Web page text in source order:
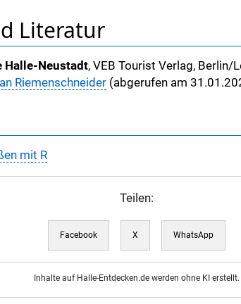
Literatur
Halle-Neustadt, VEB Tourist Verlag, Berlin/
Riemenschneider (abgerufen am
mit R
Teilen:
Facebook X WhatsApp
Inhalte auf Halle-Entdecken.de werden ohne KI erstellt.